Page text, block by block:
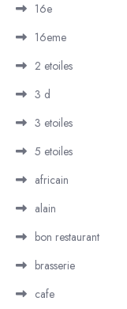
16e
16eme
2 etoiles
3 d
3 etoiles
5 etoiles
africain
alain
bon restaurant
brasserie
cafe